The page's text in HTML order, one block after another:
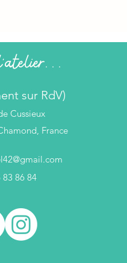
sur RdV)
Cussieux
France
83 86 84